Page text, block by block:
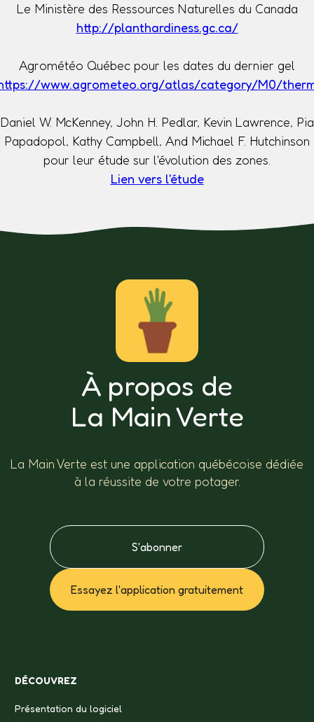
Le Ministère des Ressources Naturelles du Canada
http://planthardiness.gc.ca/
Agrométéo Québec pour les dates du dernier gel
www.agrometeo.org/atlas/category/M0/
Daniel W. McKenney, John H. Pedlar, Kevin Lawrence, Pia
Papadopol, Kathy Campbell, And Michael F. Hutchinson
pour leur étude sur l'évolution des zones.
Lien vers l'étude
À propos de
La Main Verte
La Main Verte est une application québécoise dédiée
à la réussite de votre potager.
S'abonner
Essayez l'application gratuitement
DÉCOUVREZ
Présentation du logiciel